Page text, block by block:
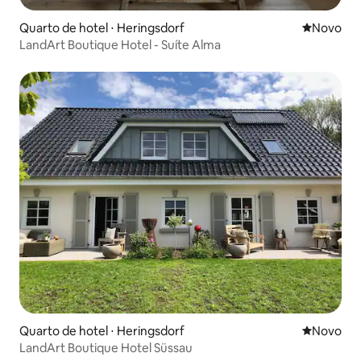
Quarto de hotel ⋅ Heringsdorf Novo
Novo
LandArt Boutique Hotel - Suíte Alma
Quarto de hotel ⋅ Heringsdorf Novo
Novo
LandArt Boutique Hotel Süssau